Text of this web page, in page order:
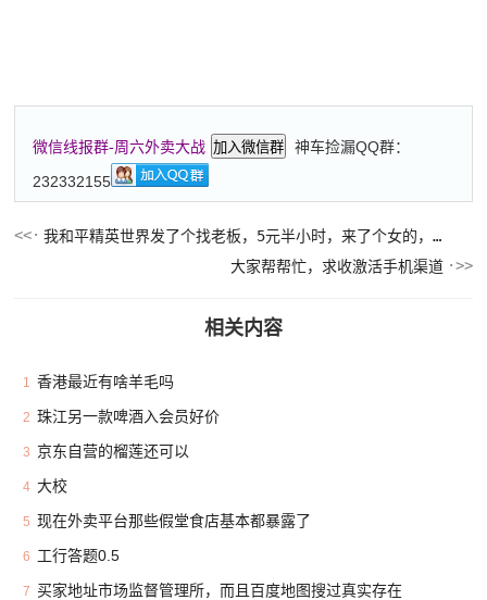
微信线报群-周六外卖大战 加入微信群
神车捡漏QQ群：
232332155
我和平精英世界发了个找老板，5元半小时，来了个女的，问我处对象不，我说打游戏的
大家帮帮忙，求收激活手机渠道
相关内容
1 香港最近有啥羊毛吗
2 珠江另一款啤酒入会员好价
3 京东自营的榴莲还可以
4 大校
5 现在外卖平台那些假堂食店基本都暴露了
6 工行答题0.5
7 买家地址市场监督管理所，而且百度地图搜过真实存在